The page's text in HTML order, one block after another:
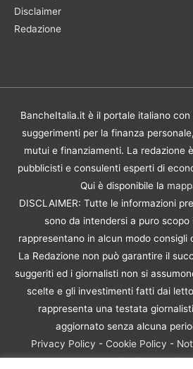
Disclaimer
Redazione
BancheItalia.it è il portale italiano
suggerimenti per la finanza
mutui e finanziamenti. La redazione
pubblicisti e consulenti esperti di
Qui è disponibile la
DISCLAIMER: Tutte le informazioni
sono da intendersi a puro
rappresentano in alcun modo consigli
La Redazione non può garantire il
suggeriti ed i giornalisti non si
scelte e gli investimenti fatti dai
rappresenta una testata
aggiornato senza alcuna
Privacy Policy - Cookie Policy -
Rischio